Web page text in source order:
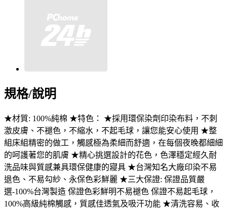
規格/說明
★材質: 100%純棉 ★特色： ★採用環保染劑印染布料，不刺
激皮膚、不褪色，不縮水，不起毛球，讓您能安心使用 ★整
組床組精密的做工，觸感極為柔細而舒適，在每個夜晚都細細
的呵護著您的肌膚 ★精心挑選設計的花色，色澤穩定經久耐
洗品味與質感兼具環保健康的寢具 ★台灣知名大廠印染不易
退色、不易勾紗、永保色彩鮮麗 ★三大保證: 保證品質嚴
選-100%台灣製造 保證色彩鮮明不易褪色 保證不易起毛球，
100%高級純棉觸感，質感佳透氣及吸汗功能 ★清洗容易、收